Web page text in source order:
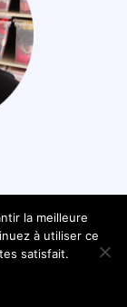
Politique de
la meilleure
à utiliser ce
satisfait.